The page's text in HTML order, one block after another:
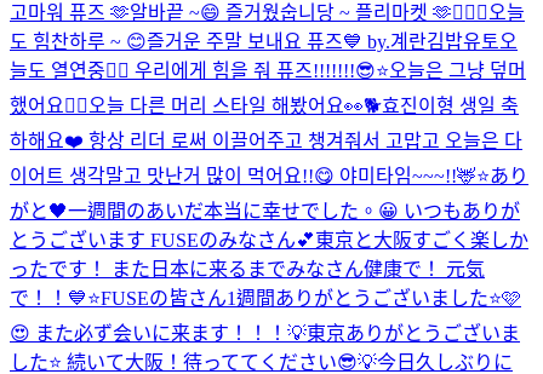
고마워 퓨즈 🫶알바끝 ~😄 즐거웠숩니당 ~ 플리마켓 🫶👨‍❤️‍👨 오늘
도 힘찬하루 ~ 😊즐거운 주말 보내요 퓨즈💙 by.계란김밥유토 오
늘도 열연중❤️‍🔥 우리에게 힘을 줘 퓨즈!!!!!!!😎⭐️오늘은 그냥 덮머
했어요✌🏻 오늘 다른 머리 스타일 해봤어요👀🐕효진이형 생일 축
하해요❤️ 항상 리더 로써 이끌어주고 챙겨줘서 고맙고 오늘은 다
이어트 생각말고 맛난거 많이 먹어요!!😋 야미타임~~~!!🦌⭐️あり
がと🖤一週間のあいだ本当に幸せでした。😀 いつもありが
とうございます FUSEのみなさん💕東京と大阪すごく楽しか
ったです！ また日本に来るまでみなさん健康で！ 元気
で！！💙⭐️FUSEの皆さん1週間ありがとうございました⭐️🩷
😍 また必ず会いに来ます！！！💡東京ありがとうございま
した⭐️ 続いて大阪！待っててください😎💡今日久しぶりに